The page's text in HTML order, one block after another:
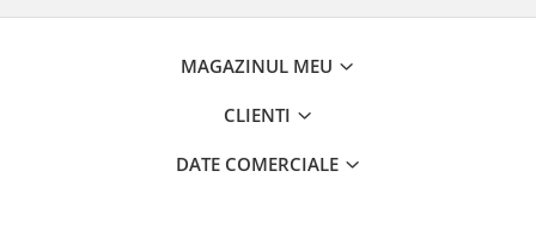
MAGAZINUL MEU
CLIENTI
DATE COMERCIALE